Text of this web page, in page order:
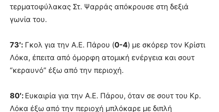
τερματοφύλακας Στ. Ψαρράς απόκρουσε στη δεξιά
γωνία του.
73′: Γκολ για την Α.Ε. Πάρου (0-4) με σκόρερ τον Κρίστι
Λόκα, έπειτα από όμορφη ατομική ενέργεια και σουτ
“κεραυνό” έξω από την περιοχή.
80′: Ευκαιρία για την Α.Ε. Πάρου, όταν σε σουτ του Κρ.
Λόκα έξω από την περιοχή μπλόκαρε με διπλή